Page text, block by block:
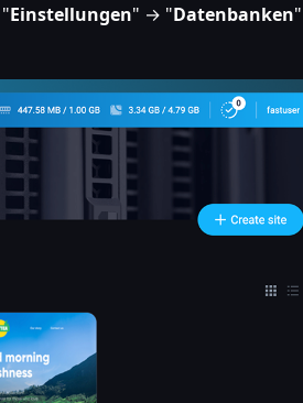
Einstellungen" → "Datenbanken"